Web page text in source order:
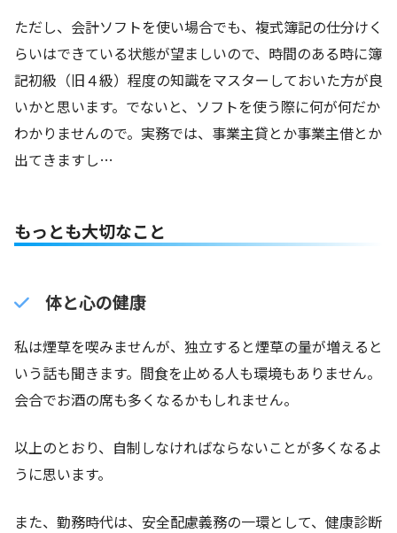
ただし、会計ソフトを使い場合でも、複式簿記の仕分けく
らいはできている状態が望ましいので、時間のある時に簿
記初級（旧４級）程度の知識をマスターしておいた方が良
いかと思います。でないと、ソフトを使う際に何が何だか
わかりませんので。実務では、事業主貸とか事業主借とか
出てきますし…
もっとも大切なこと
体と心の健康
私は煙草を喫みませんが、独立すると煙草の量が増えると
いう話も聞きます。間食を止める人も環境もありません。
会合でお酒の席も多くなるかもしれません。
以上のとおり、自制しなければならないことが多くなるよ
うに思います。
また、勤務時代は、安全配慮義務の一環として、健康診断